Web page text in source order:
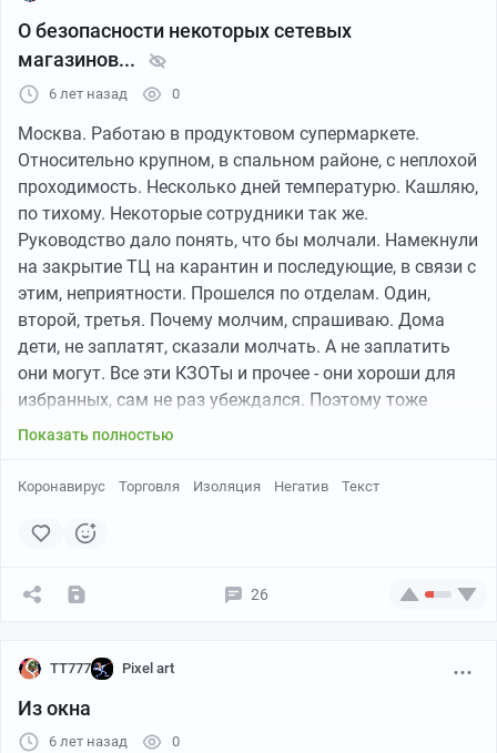
О безопасности некоторых сетевых
магазинов...
6 лет назад 0
Москва. Работаю в продуктовом супермаркете.
Относительно крупном, в спальном районе, с неплохой
проходимость. Несколько дней температурю. Кашляю,
по тихому. Некоторые сотрудники так же.
Руководство дало понять, что бы молчали. Намекнули
на закрытие ТЦ на карантин и последующие, в связи с
этим, неприятности. Прошелся по отделам. Один,
второй, третья. Почему молчим, спрашиваю. Дома
дети, не заплатят, сказали молчать. А не заплатить
они могут. Все эти КЗОТы и прочее - они хороши для
избранных, сам не раз убеждался. Поэтому тоже
молчу. Как пример - зарплату за прошлый месяц не
вообще у тебя с запасом месяц отработанных не
не на полулегальное - давайте потом? Вернее -
одной в самом начале и крутись как хочешь.
проводится. Думал может только у нас так? Ан нет -
Там где есть возможность заменить сотрудника -
меняют.. однако много вахтовиков в этот раз в
Показать полностью
Коронавирус Торговля Изоляция Негатив Текст
26
TT777 Pixel art
Из окна
6 лет назад 0